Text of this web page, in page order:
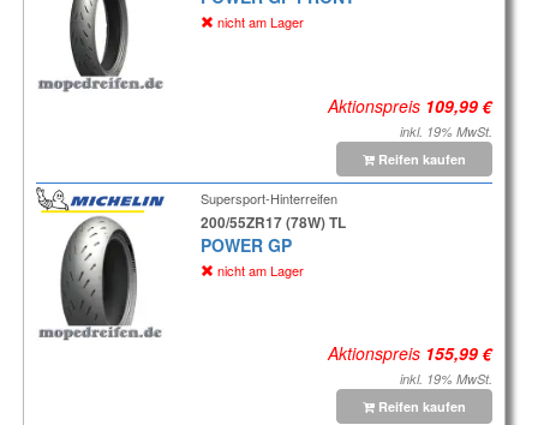
nicht am Lager
Aktionspreis
inkl. 19% MwSt.
Reifen kaufen
Supersport-Hinterreifen
200/55ZR17 (78W) TL
POWER GP
nicht am Lager
Aktionspreis
inkl. 19% MwSt.
Reifen kaufen